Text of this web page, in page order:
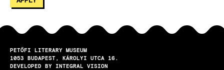
PETŐFI LITERARY MUSEUM
1053
BUDAPEST
KÁROLYI UTCA 16.
DEVELOPED BY INTEGRAL VISION